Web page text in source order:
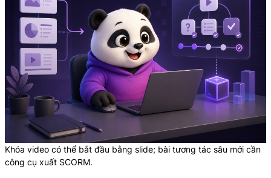
Khóa video có thể bắt đầu bằng slide; bài tương tác sâu mới cần
công cụ xuất SCORM.